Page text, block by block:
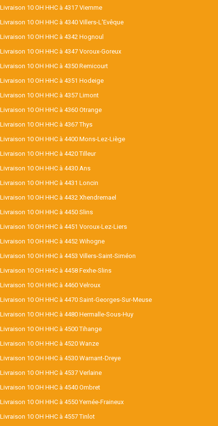
Livraison 10 OH HHC à 4317 Viemme
Livraison 10 OH HHC à 4340 Villers-L'Evêque
Livraison 10 OH HHC à 4342 Hognoul
Livraison 10 OH HHC à 4347 Voroux-Goreux
Livraison 10 OH HHC à 4350 Remicourt
Livraison 10 OH HHC à 4351 Hodeige
Livraison 10 OH HHC à 4357 Limont
Livraison 10 OH HHC à 4360 Otrange
Livraison 10 OH HHC à 4367 Thys
Livraison 10 OH HHC à 4400 Mons-Lez-Liège
Livraison 10 OH HHC à 4420 Tilleur
Livraison 10 OH HHC à 4430 Ans
Livraison 10 OH HHC à 4431 Loncin
Livraison 10 OH HHC à 4432 Xhendremael
Livraison 10 OH HHC à 4450 Slins
Livraison 10 OH HHC à 4451 Voroux-Lez-Liers
Livraison 10 OH HHC à 4452 Wihogne
Livraison 10 OH HHC à 4453 Villers-Saint-Siméon
Livraison 10 OH HHC à 4458 Fexhe-Slins
Livraison 10 OH HHC à 4460 Velroux
Livraison 10 OH HHC à 4470 Saint-Georges-Sur-Meuse
Livraison 10 OH HHC à 4480 Hermalle-Sous-Huy
Livraison 10 OH HHC à 4500 Tihange
Livraison 10 OH HHC à 4520 Wanze
Livraison 10 OH HHC à 4530 Warnant-Dreye
Livraison 10 OH HHC à 4537 Verlaine
Livraison 10 OH HHC à 4540 Ombret
Livraison 10 OH HHC à 4550 Yernée-Fraineux
Livraison 10 OH HHC à 4557 Tinlot